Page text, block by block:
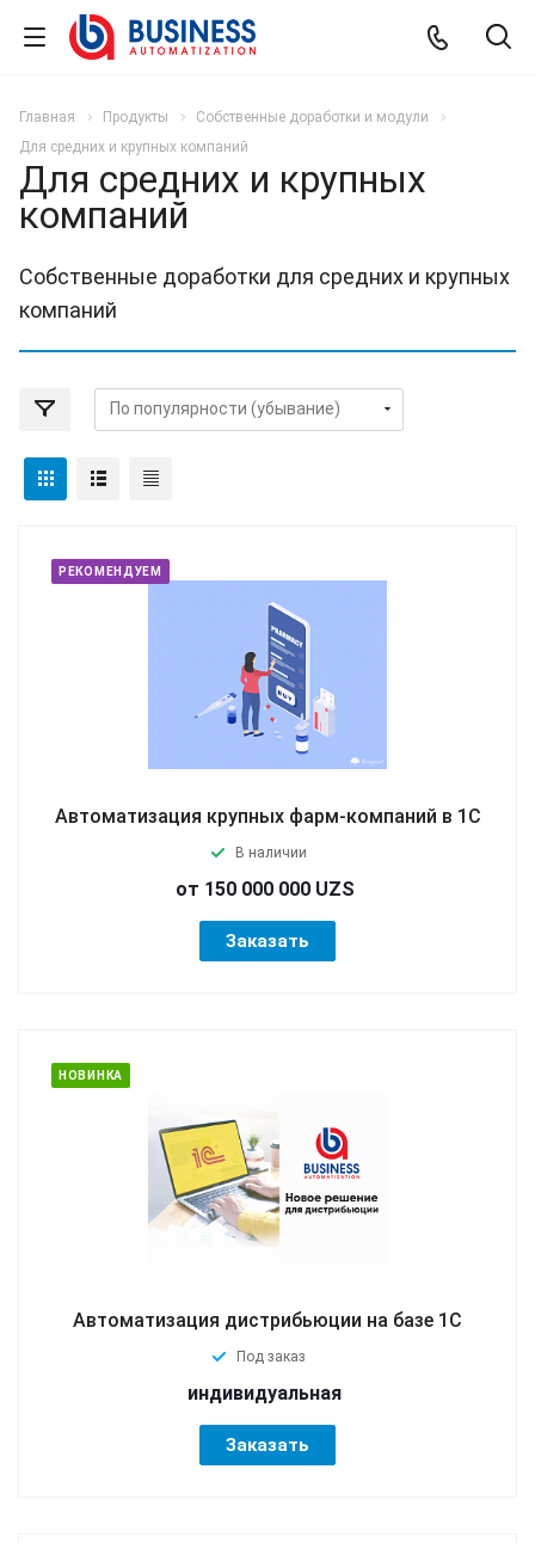
Главная Продукты
Собственные доработки и модули
Для средних и крупных компаний
Для средних и крупных
компаний
Собственные доработки для средних и крупных
компаний
РЕКОМЕНДУЕМ
Автоматизация крупных фарм-компаний в 1С
В наличии
от 150 000 000 UZS
Заказать
НОВИНКА
Автоматизация дистрибьюции на базе 1С
Под заказ
индивидуальная
Заказать